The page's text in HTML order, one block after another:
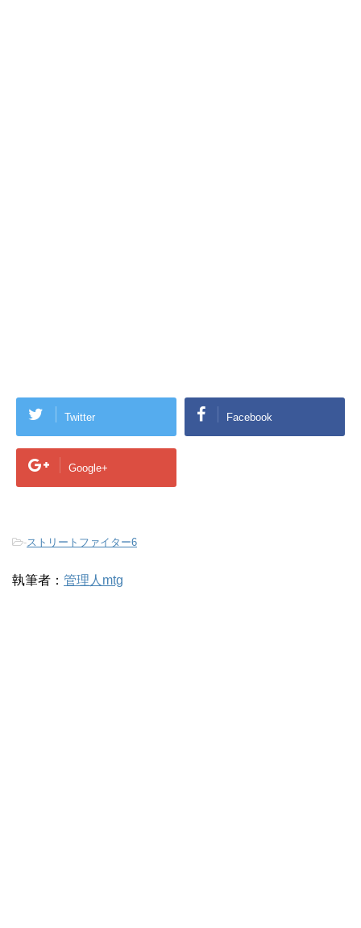
Twitter Facebook
Google+
-ストリートファイター6
執筆者： 管理人mtg